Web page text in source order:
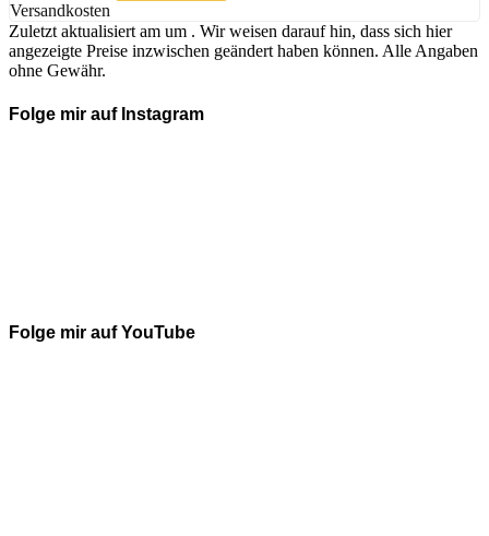
Versandkosten
Zuletzt aktualisiert am um . Wir weisen darauf hin, dass sich hier
angezeigte Preise inzwischen geändert haben können. Alle Angaben
ohne Gewähr.
Folge mir auf Instagram
Folge mir auf YouTube